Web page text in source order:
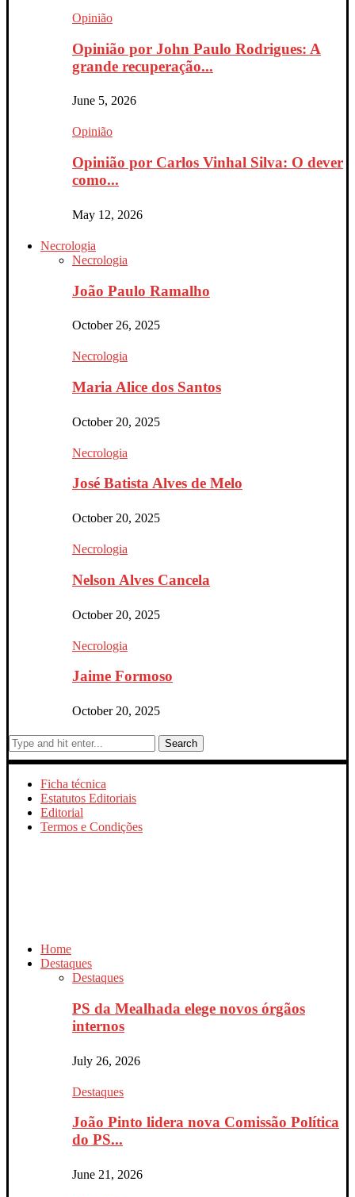
Opinião
Opinião por John Paulo Rodrigues: A
grande recuperação...
June 5, 2026
Opinião
Opinião por Carlos Vinhal Silva: O dever
como...
May 12, 2026
Necrologia
Necrologia
João Paulo Ramalho
October 26, 2025
Necrologia
Maria Alice dos Santos
October 20, 2025
Necrologia
José Batista Alves de Melo
October 20, 2025
Necrologia
Nelson Alves Cancela
October 20, 2025
Necrologia
Jaime Formoso
October 20, 2025
Search
Ficha técnica
Estatutos Editoriais
Editorial
Termos e Condições
Home
Destaques
Destaques
PS da Mealhada elege novos órgãos
internos
July 26, 2026
Destaques
João Pinto lidera nova Comissão Política
do PS...
June 21, 2026